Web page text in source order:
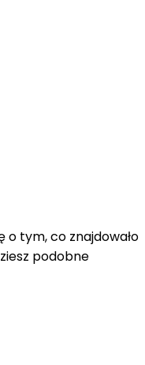
tym, co znajdowało
podobne